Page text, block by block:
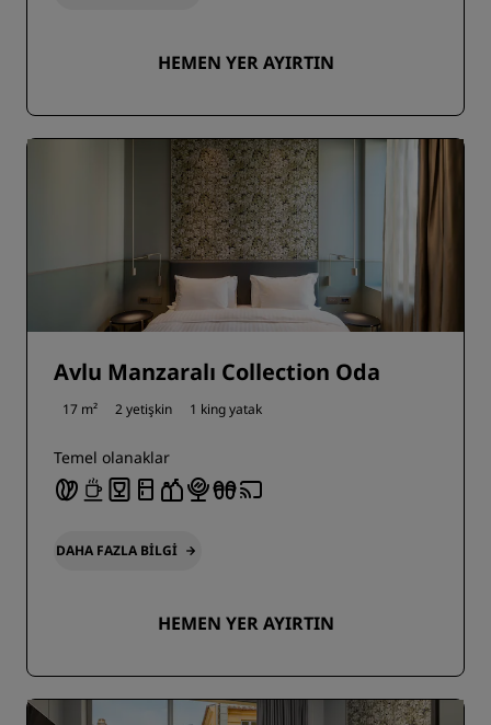
HEMEN YER AYIRTIN
Avlu Manzaralı Collection Oda
17 m² 2 yetişkin 1 king yatak
Temel olanaklar
DAHA FAZLA BILGI
HEMEN YER AYIRTIN